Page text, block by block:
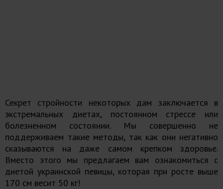
Секрет стройности некоторых дам заключается в
экстремальных диетах, постоянном стрессе или
болезненном состоянии. Мы совершенно не
поддерживаем такие методы, так как они негативно
сказываются на даже самом крепком здоровье.
Вместо этого мы предлагаем вам ознакомиться с
диетой украинской певицы, которая при росте выше
170 см весит 50 кг!